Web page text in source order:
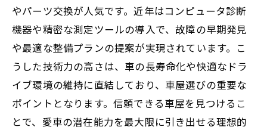
やパーツ交換が人気です。近年はコンピュータ診断
機器や精密な測定ツールの導入で、故障の早期発見
や最適な整備プランの提案が実現されています。こ
うした技術力の高さは、車の長寿命化や快適なドラ
イブ環境の維持に直結しており、車屋選びの重要な
ポイントとなります。信頼できる車屋を見つけるこ
とで、愛車の潜在能力を最大限に引き出せる理想的